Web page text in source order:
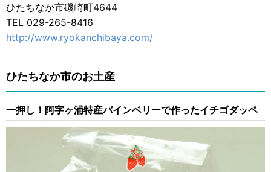
ひたちなか市磯崎町4644
TEL 029-265-8416
http://www.ryokanchibaya.com/
ひたちなか市のお土産
一押し！阿字ヶ浦特産バインベリーで作ったイチゴダッペ